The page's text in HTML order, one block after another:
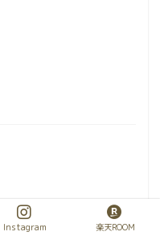
Instagram 楽天ROOM